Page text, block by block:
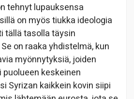
tehnyt lupauksensa
on myös tiukka ideologia
tällä tasolla täysin
on raaka yhdistelmä, kun
myönnytyksiä, joiden
keskeinen
Syrizan kaikkein kovin siipi